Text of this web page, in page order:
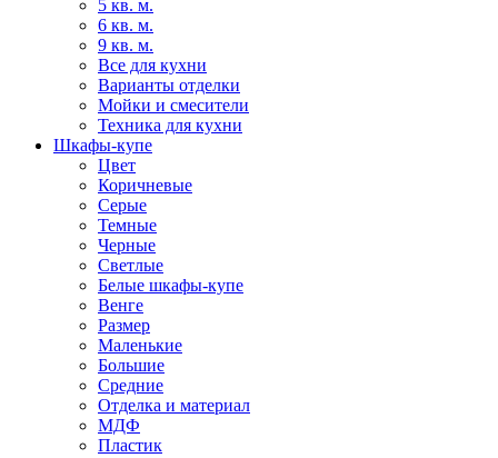
5 кв. м.
6 кв. м.
9 кв. м.
Все для кухни
Варианты отделки
Мойки и смесители
Техника для кухни
Шкафы-купе
Цвет
Коричневые
Серые
Темные
Черные
Светлые
Белые шкафы-купе
Венге
Размер
Маленькие
Большие
Средние
Отделка и материал
МДФ
Пластик